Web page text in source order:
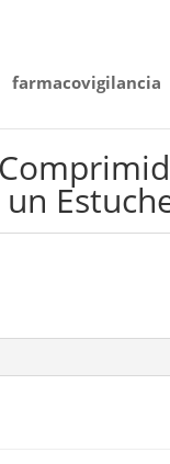
farmacovigilancia